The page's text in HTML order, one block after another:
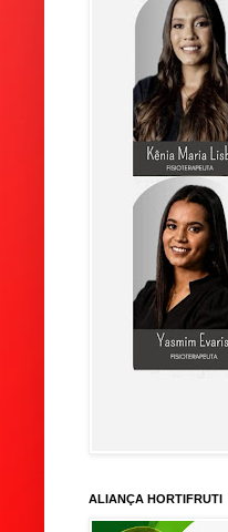
ALIANÇA HORTIFRUTI